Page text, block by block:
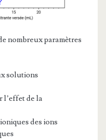
nombreux paramètres
solutions
l’effet de la
des ions